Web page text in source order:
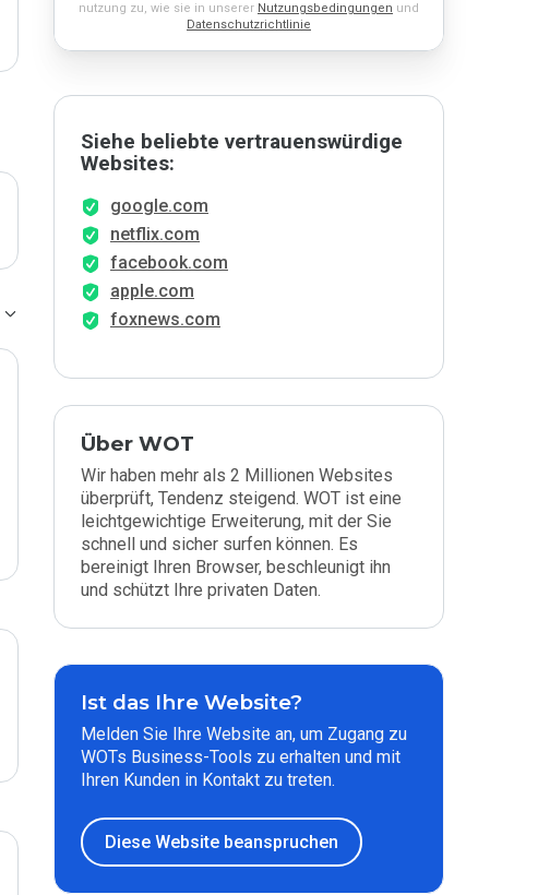
nutzung zu, wie sie in unserer Nutzungsbedingungen und
Datenschutzrichtlinie
Siehe beliebte vertrauenswürdige
Websites:
google.com
netflix.com
facebook.com
apple.com
foxnews.com
Über WOT
Wir haben mehr als 2 Millionen Websites
überprüft, Tendenz steigend. WOT ist eine
leichtgewichtige Erweiterung, mit der Sie
schnell und sicher surfen können. Es
bereinigt Ihren Browser, beschleunigt ihn
und schützt Ihre privaten Daten.
Ist das Ihre Website?
Melden Sie Ihre Website an, um Zugang zu
WOTs Business-Tools zu erhalten und mit
Ihren Kunden in Kontakt zu treten.
Diese Website beanspruchen